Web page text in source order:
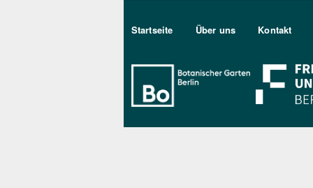
Sekundärmenu DE
Startseite Über uns Kontakt
Bo Berlin